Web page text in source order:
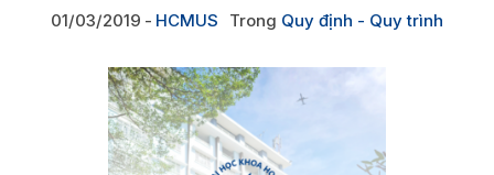
01/03/2019 HCMUS Trong Quy định - Quy trình